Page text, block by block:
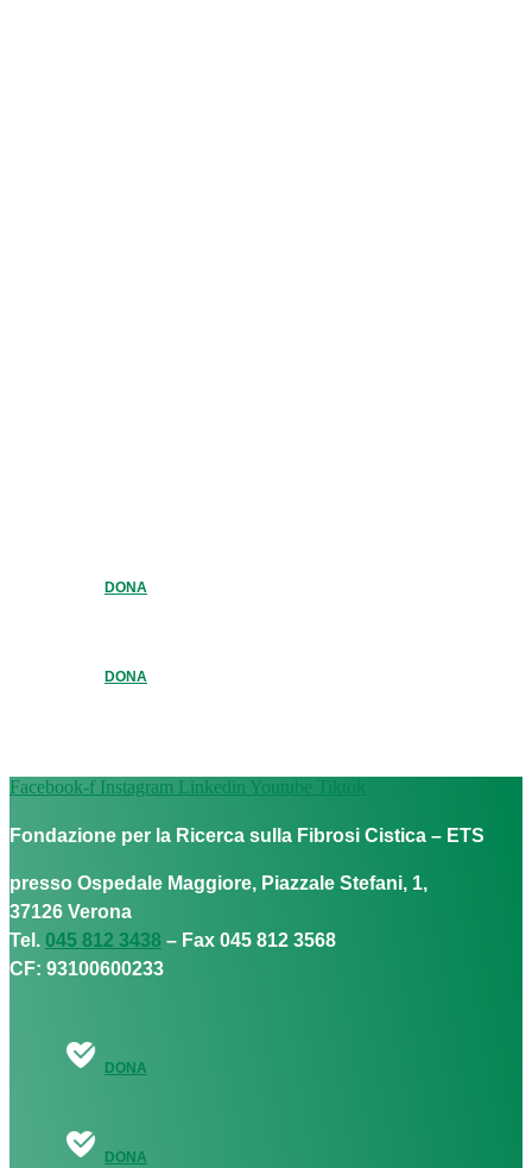
DONA
DONA
Facebook-f Instagram Linkedin Youtube Tiktok
Fondazione per la Ricerca sulla Fibrosi Cistica – ETS
presso Ospedale Maggiore, Piazzale Stefani, 1,
37126 Verona
Tel. 045 812 3438 – Fax 045 812 3568
CF: 93100600233
DONA
DONA